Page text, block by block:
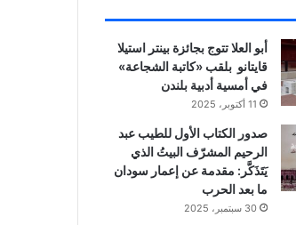
أبو العلا تتوج بجائزة بينتر استيلا
قايتانو بلقب «كاتبة الشجاعة»
في أمسية أدبية بلندن
11 أكتوبر، 2025
صدور الكتاب الأول للطيب عبد
الرحيم المشرّف البيتُ الذي
يَتَذَكَّر: مقدمة عن إعمار سودان
ما بعد الحرب
30 سبتمبر، 2025